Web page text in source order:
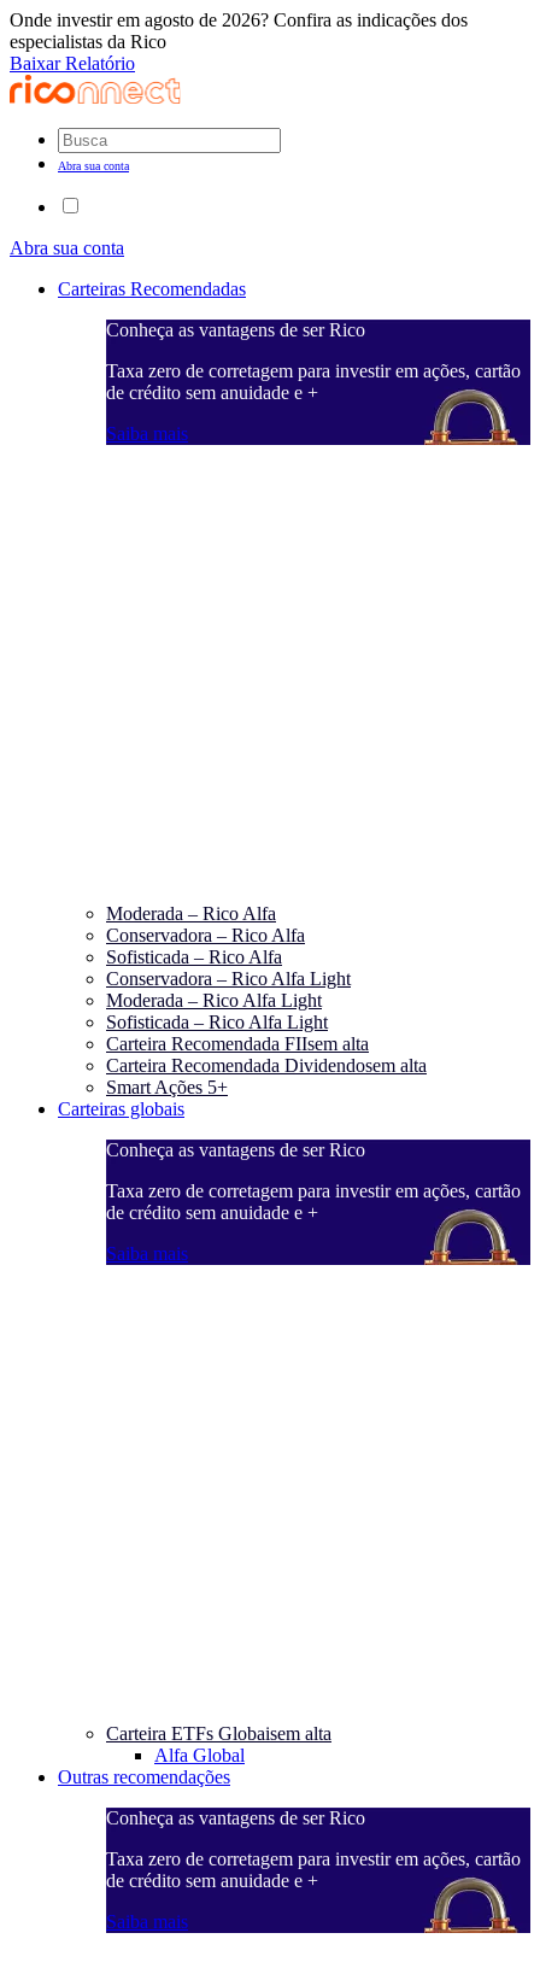
Onde investir em agosto de 2026? Confira as indicações dos
especialistas da Rico
Baixar Relatório
Abra sua conta
Abra sua conta
Carteiras Recomendadas
Conheça as vantagens de ser Rico
Taxa zero de corretagem para investir em ações, cartão
de crédito sem anuidade e +
Saiba mais
Moderada – Rico Alfa
Conservadora – Rico Alfa
Sofisticada – Rico Alfa
Conservadora – Rico Alfa Light
Moderada – Rico Alfa Light
Sofisticada – Rico Alfa Light
Carteira Recomendada FIIsem alta
Carteira Recomendada Dividendosem alta
Smart Ações 5+
Carteiras globais
Conheça as vantagens de ser Rico
Taxa zero de corretagem para investir em ações, cartão
de crédito sem anuidade e +
Saiba mais
Carteira ETFs Globaisem alta
Alfa Global
Outras recomendações
Conheça as vantagens de ser Rico
Taxa zero de corretagem para investir em ações, cartão
de crédito sem anuidade e +
Saiba mais